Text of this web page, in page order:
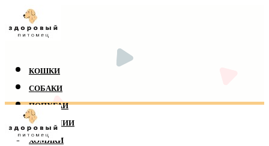
КОШКИ
СОБАКИ
ПОПУГАИ
РЕПТИЛИИ
ХОМЯКИ